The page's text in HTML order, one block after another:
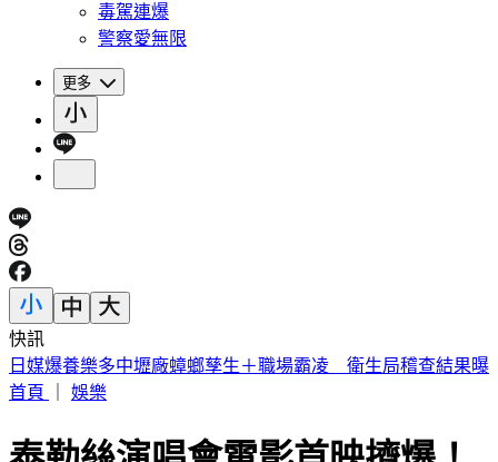
毒駕連爆
警察愛無限
更多
快訊
SBS歌謠大戰／IAN優雅猶如仙杜蕾拉 成燦、是溫化身王子
護航